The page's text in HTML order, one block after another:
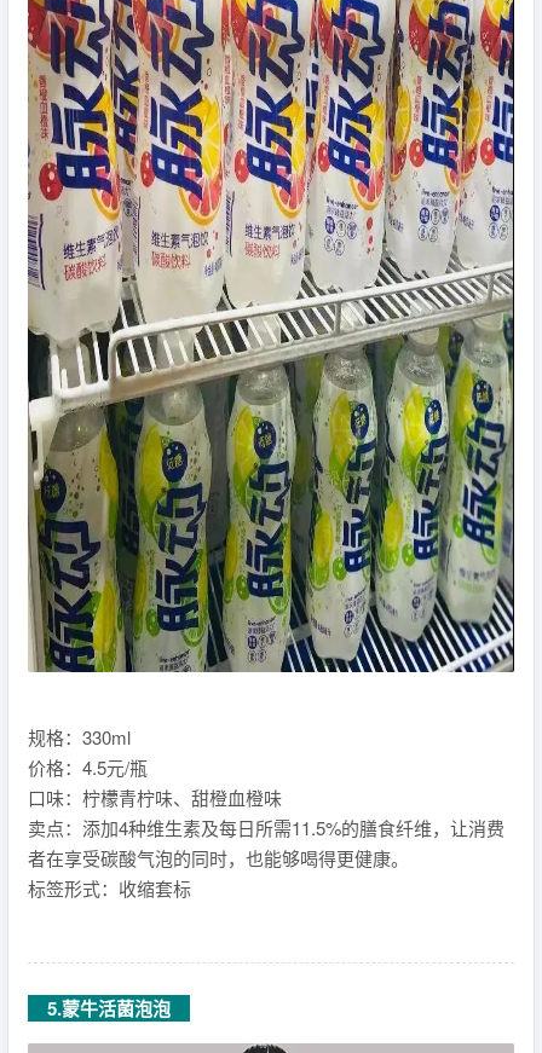
规格：330ml
价格：4.5元/瓶
口味：柠檬青柠味、甜橙血橙味
卖点：添加4种维生素及每日所需11.5%的膳食纤维，让消费
者在享受碳酸气泡的同时，也能够喝得更健康。
标签形式：收缩套标
5.蒙牛活菌泡泡